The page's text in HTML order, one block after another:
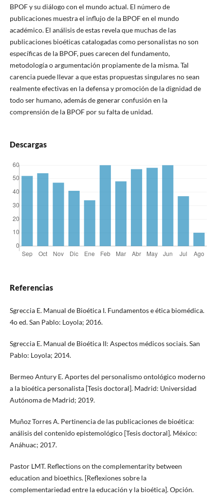
BPOF y su diálogo con el mundo actual. El número de
publicaciones muestra el influjo de la BPOF en el mundo
académico. El análisis de estas revela que muchas de las
publicaciones bioéticas catalogadas como personalistas no son
específicas de la BPOF, pues carecen del fundamento,
metodología o argumentación propiamente de la misma. Tal
carencia puede llevar a que estas propuestas singulares no sean
realmente efectivas en la defensa y promoción de la dignidad de
todo ser humano, además de generar confusión en la
comprensión de la BPOF por su falta de unidad.
Descargas
Referencias
Sgreccia E. Manual de Bioética I. Fundamentos e ética biomédica.
4o ed. San Pablo: Loyola; 2016.
Sgreccia E. Manual de Bioética II: Aspectos médicos sociais. San
Pablo: Loyola; 2014.
Bermeo Antury E. Aportes del personalismo ontológico moderno
a la bioética personalista [Tesis doctoral]. Madrid: Universidad
Autónoma de Madrid; 2019.
Muñoz Torres A. Pertinencia de las publicaciones de bioética:
análisis del contenido epistemológico [Tesis doctoral]. México:
Anáhuac; 2017.
Pastor LMT. Reflections on the complementarity between
education and bioethics. [Reflexiones sobre la
complementariedad entre la educación y la bioética]. Opción.